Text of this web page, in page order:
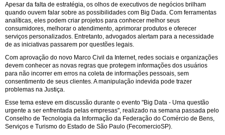
Apesar da falta de estratégia, os olhos de executivos de negócios brilham
quando ouvem falar sobre as possibilidades com Big Dada. Com ferramentas
analíticas, eles podem criar projetos para conhecer melhor seus
consumidores, melhorar o atendimento, aprimorar produtos e oferecer
serviços personalizados. Entretanto, advogados alertam para a necessidade
de as iniciativas passarem por questões legais.
Com aprovação do novo Marco Civil da Internet, redes sociais e organizações
devem conhecer as novas regras que protegem informações dos usuários
para não incorrer em erros na coleta de informações pessoais, sem
consentimento de seus clientes. A manipulação indevida pode trazer
problemas na Justiça.
Esse tema esteve em discussão durante o evento "Big Data - Uma questão
urgente a ser enfrentada pelas empresas", realizado na semana passada pelo
Conselho de Tecnologia da Informação da Federação do Comércio de Bens,
Serviços e Turismo do Estado de São Paulo (FecomercioSP).